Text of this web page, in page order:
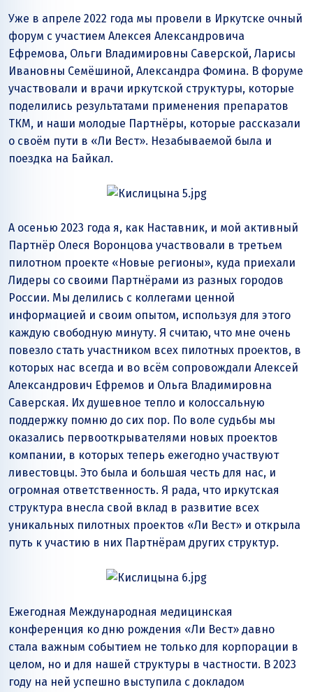
Уже в апреле 2022 года мы провели в Иркутске очный
форум с участием Алексея Александровича
Ефремова, Ольги Владимировны Саверской, Ларисы
Ивановны Семёшиной, Александра Фомина. В форуме
участвовали и врачи иркутской структуры, которые
поделились результатами применения препаратов
ТКМ, и наши молодые Партнёры, которые рассказали
о своём пути в «Ли Вест». Незабываемой была и
поездка на Байкал.
А осенью 2023 года я, как Наставник, и мой активный
Партнёр Олеся Воронцова участвовали в третьем
пилотном проекте «Новые регионы», куда приехали
Лидеры со своими Партнёрами из разных городов
России. Мы делились с коллегами ценной
информацией и своим опытом, используя для этого
каждую свободную минуту. Я считаю, что мне очень
повезло стать участником всех пилотных проектов, в
которых нас всегда и во всём сопровождали Алексей
Александрович Ефремов и Ольга Владимировна
Саверская. Их душевное тепло и колоссальную
поддержку помню до сих пор. По воле судьбы мы
оказались первооткрывателями новых проектов
компании, в которых теперь ежегодно участвуют
ливестовцы. Это была и большая честь для нас, и
огромная ответственность. Я рада, что иркутская
структура внесла свой вклад в развитие всех
уникальных пилотных проектов «Ли Вест» и открыла
путь к участию в них Партнёрам других структур.
Ежегодная Международная медицинская
конференция ко дню рождения «Ли Вест» давно
стала важным событием не только для корпорации в
целом, но и для нашей структуры в частности. В 2023
году на ней успешно выступила с докладом